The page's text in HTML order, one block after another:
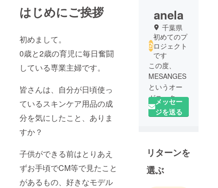
はじめにご挨拶
初めまして。
0歳と2歳の育児に毎日奮闘
している専業主婦です。
皆さんは、自分が日頃使っ
ているスキンケア用品の成
分を気にしたこと、ありま
すか？
子供ができる前はとりあえ
ずお手頃でCM等で見たこと
があるもの、好きなモデル
anela
千葉県
初めてのプ
ロジェクト
です
この度、
MESANGES
というオー
ガニックの
化粧品を扱
うブランド
と2歳の女の
新米母で
メッセー
ジを送る
リターンを
選ぶ